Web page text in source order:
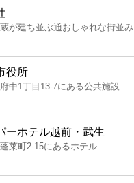
が建ち並ぶ通おしゃれな街並み
役所
中1丁目13-7にある公共施設
ーホテル越前・武生
莱町2-15にあるホテル